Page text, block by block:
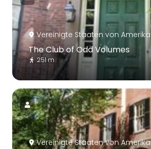
Vereinigte Staaten von Amerika
The Club of Odd Volumes
251 m
Vereinigte Staaten von Amerika